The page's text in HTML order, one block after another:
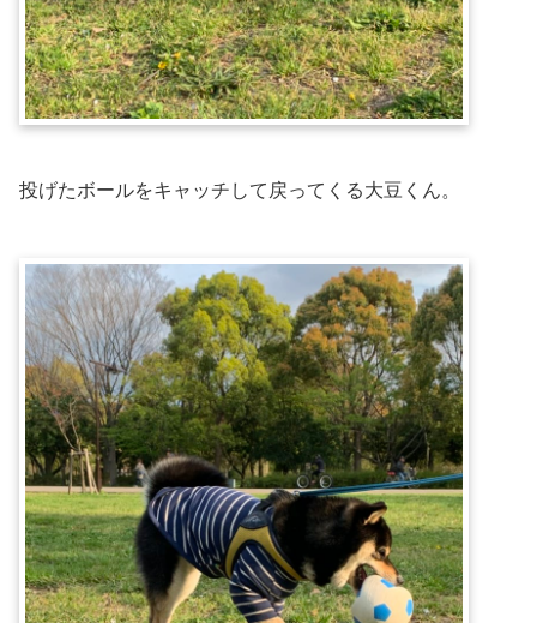
投げたボールをキャッチして戻ってくる大豆くん。